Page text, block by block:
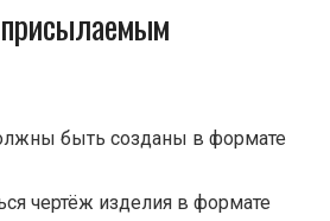
быть созданы в формате
чертёж изделия в формате